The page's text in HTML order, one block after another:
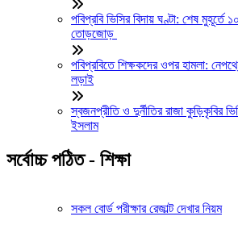
পবিপ্রবি ভিসির বিদায় ঘণ্টা: শেষ
তোড়জোড়
পবিপ্রবিতে শিক্ষকদের ওপর হামলা:
লড়াই
স্বজনপ্রীতি ও দুর্নীতির রাজা কুড়িকৃবির
ইসলাম
সর্বোচ্চ পঠিত - শিক্ষা
সকল বোর্ড পরীক্ষার রেজাল্ট দেখার নিয়ম